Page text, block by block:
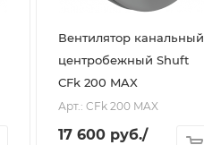
Вентилятор канальный
центробежный Shuft
CFk 200 MAX
Арт.: CFk 200 MAX
17 600 руб./